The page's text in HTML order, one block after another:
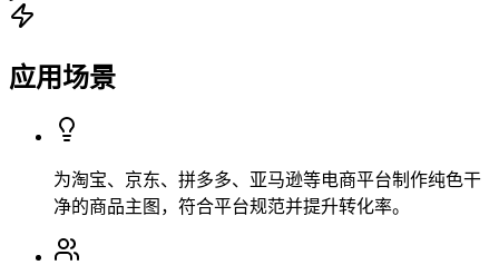
应用场景
为淘宝、京东、拼多多、亚马逊等电商平台制作纯色干
净的商品主图，符合平台规范并提升转化率。